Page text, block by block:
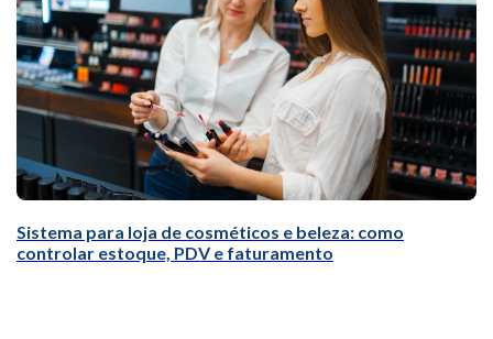
Sistema para loja de cosméticos e beleza: como
controlar estoque, PDV e faturamento